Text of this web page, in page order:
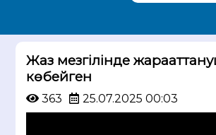
Жаз мезгілінде
көбейген
363 25.07.2025 00:03